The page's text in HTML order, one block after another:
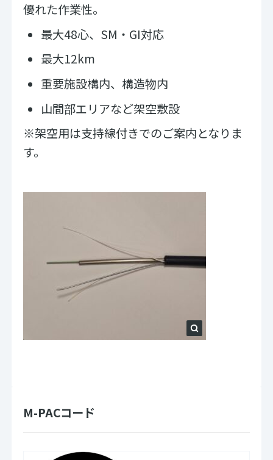
優れた作業性。
最大48心、SM・GI対応
最大12km
重要施設構内、構造物内
山間部エリアなど架空敷設
※架空用は支持線付きでのご案内となりま
す。
M-PACコード